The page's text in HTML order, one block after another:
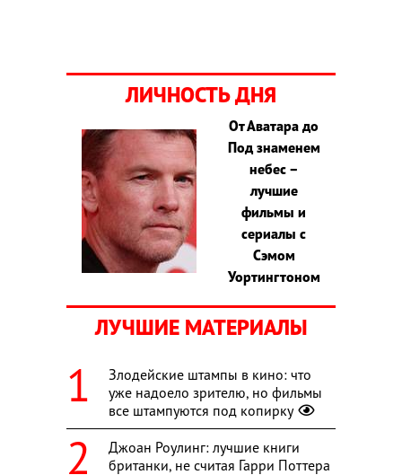
ЛИЧНОСТЬ ДНЯ
От Аватара до
Под знаменем
небес –
лучшие
фильмы и
сериалы с
Сэмом
Уортингтоном
ЛУЧШИЕ МАТЕРИАЛЫ
Злодейские штампы в кино: что
уже надоело зрителю, но фильмы
все штампуются под копирку
Джоан Роулинг: лучшие книги
британки, не считая Гарри Поттера